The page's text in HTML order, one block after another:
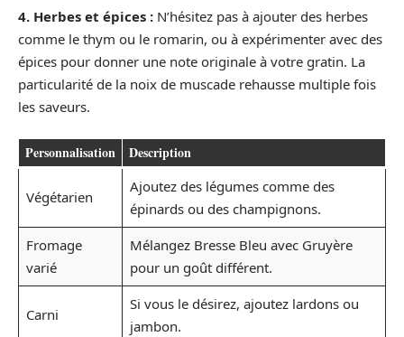
4. Herbes et épices : N’hésitez pas à ajouter des herbes
comme le thym ou le romarin, ou à expérimenter avec des
épices pour donner une note originale à votre gratin. La
particularité de la noix de muscade rehausse multiple fois
les saveurs.
Personnalisation Description
Végétarien
Ajoutez des légumes comme des
épinards ou des champignons.
Fromage
varié
Mélangez Bresse Bleu avec Gruyère
pour un goût différent.
Carni
Si vous le désirez, ajoutez lardons ou
jambon.